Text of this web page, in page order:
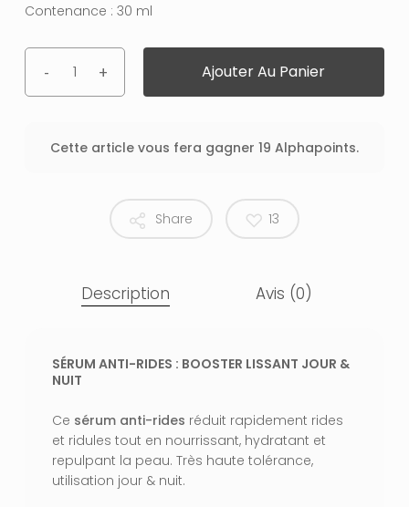
Contenance : 30 ml
Ajouter Au Panier
Cette article vous fera gagner 19 Alphapoints.
Share 13
Description Avis (0)
SÉRUM ANTI-RIDES : BOOSTER LISSANT JOUR &
NUIT
Ce sérum anti-rides réduit rapidement rides
et ridules tout en nourrissant, hydratant et
repulpant la peau. Très haute tolérance,
utilisation jour & nuit.